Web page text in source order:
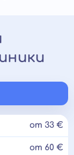
от 33 €
от 60 €